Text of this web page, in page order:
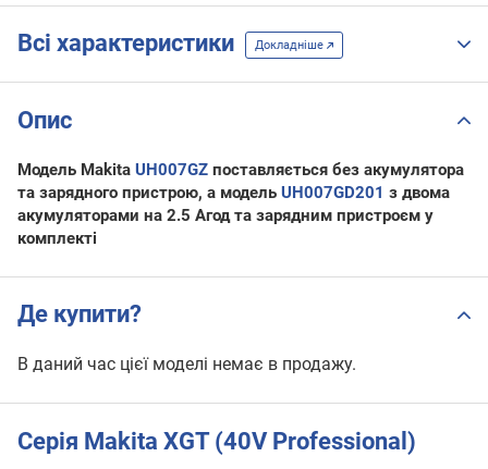
Всі характеристики Докладніше
Опис
Модель Makita UH007GZ поставляється без акумулятора
та зарядного пристрою, а модель UH007GD201 з двома
акумуляторами на 2.5 Агод та зарядним пристроєм у
комплекті
Де купити?
В даний час цієї моделі немає в продажу.
Серія Makita XGT (40V Professional)